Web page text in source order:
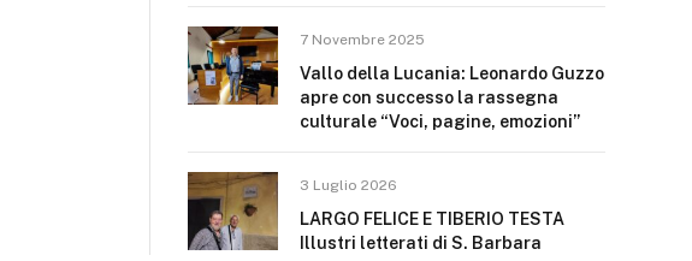
7 Novembre 2025
Vallo della Lucania: Leonardo Guzzo
apre con successo la rassegna
culturale “Voci, pagine, emozioni”
3 Luglio 2026
LARGO FELICE E TIBERIO TESTA
Illustri letterati di S. Barbara